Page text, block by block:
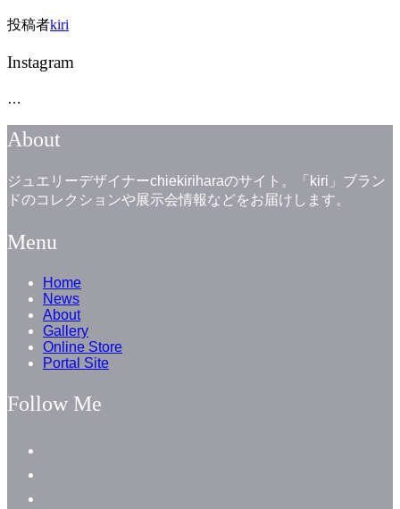
投稿者kiri
Instagram
…
About
ジュエリーデザイナーchiekiriharaのサイト。「kiri」ブラン
ドのコレクションや展示会情報などをお届けします。
Menu
Home
News
About
Gallery
Online Store
Portal Site
Follow Me